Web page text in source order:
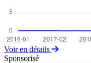
Voir en détails
Sponsorisé